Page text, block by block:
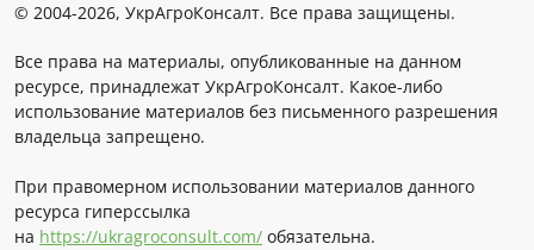
© 2004-2026, УкрАгроКонсалт. Все права защищены.
Все права на материалы, опубликованные на данном
ресурсе, принадлежат УкрАгроКонсалт. Какое-либо
использование материалов без письменного разрешения
владельца запрещено.
При правомерном использовании материалов данного
ресурса гиперссылка
на https://ukragroconsult.com/ обязательна.